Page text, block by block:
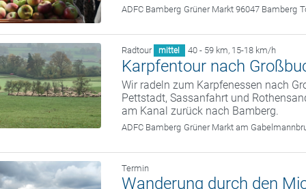
ADFC Bamberg Grüner Markt 96047 Bamberg
Radtour mittel 40 - 59 km, 15-18 km/h
Karpfentour nach
Wir radeln zum Karpfenessen nach
Pettstadt, Sassanfahrt und
am Kanal zurück nach Bamberg.
ADFC Bamberg Grüner Markt am
Termin
Wanderung durch den